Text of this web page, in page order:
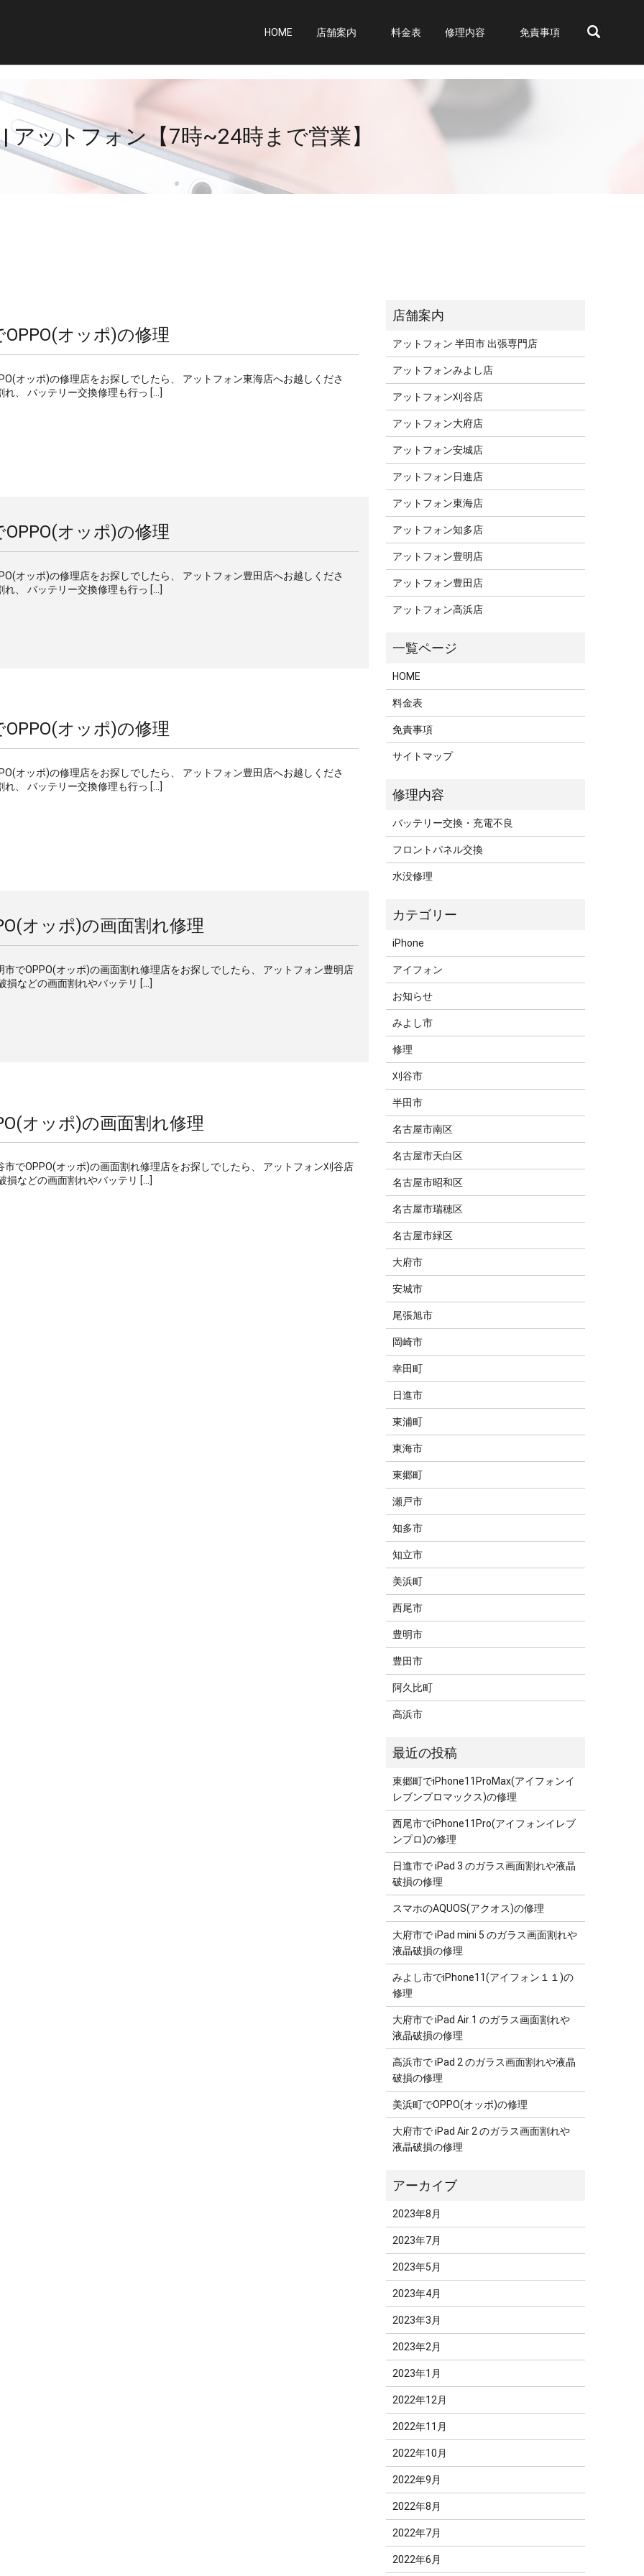
HOME 店舗案内 料金表 修理内容 免責事項
アットフォン【7時~24時まで営業】
OPPO(オッポ)の修理
オッポ)の修理店をお探しでしたら、 アットフォン東海店へお越しくださ
、 バッテリー交換修理も行っ […]
OPPO(オッポ)の修理
オッポ)の修理店をお探しでしたら、 アットフォン豊田店へお越しくださ
、 バッテリー交換修理も行っ […]
OPPO(オッポ)の修理
オッポ)の修理店をお探しでしたら、 アットフォン豊田店へお越しくださ
、 バッテリー交換修理も行っ […]
オッポ)の画面割れ修理
でOPPO(オッポ)の画面割れ修理店をお探しでしたら、 アットフォン豊明店
損などの画面割れやバッテリ […]
オッポ)の画面割れ修理
でOPPO(オッポ)の画面割れ修理店をお探しでしたら、 アットフォン刈谷店
損などの画面割れやバッテリ […]
アットフォン 半田市 出張専門店
アットフォンみよし店
アットフォン刈谷店
アットフォン大府店
アットフォン安城店
アットフォン日進店
アットフォン東海店
アットフォン知多店
アットフォン豊明店
アットフォン豊田店
アットフォン高浜店
HOME
料金表
免責事項
サイトマップ
バッテリー交換・充電不良
フロントパネル交換
水没修理
iPhone
アイフォン
お知らせ
みよし市
修理
刈谷市
半田市
名古屋市南区
名古屋市天白区
名古屋市昭和区
名古屋市瑞穂区
名古屋市緑区
大府市
安城市
尾張旭市
岡崎市
幸田町
日進市
東浦町
東海市
東郷町
瀬戸市
知多市
知立市
美浜町
西尾市
豊明市
豊田市
阿久比町
高浜市
東郷町でiPhone11ProMax(アイフォンイ
レブンプロマックス)の修理
西尾市でiPhone11Pro(アイフォンイレブ
ンプロ)の修理
日進市で iPad 3 のガラス画面割れや液晶
破損の修理
スマホのAQUOS(アクオス)の修理
大府市で iPad mini 5 のガラス画面割れや
液晶破損の修理
みよし市でiPhone11(アイフォン１１)の
修理
大府市で iPad Air 1 のガラス画面割れや
液晶破損の修理
高浜市で iPad 2 のガラス画面割れや液晶
破損の修理
美浜町でOPPO(オッポ)の修理
大府市で iPad Air 2 のガラス画面割れや
液晶破損の修理
2023年8月
2023年7月
2023年5月
2023年4月
2023年3月
2023年2月
2023年1月
2022年12月
2022年11月
2022年10月
2022年9月
2022年8月
2022年7月
2022年6月